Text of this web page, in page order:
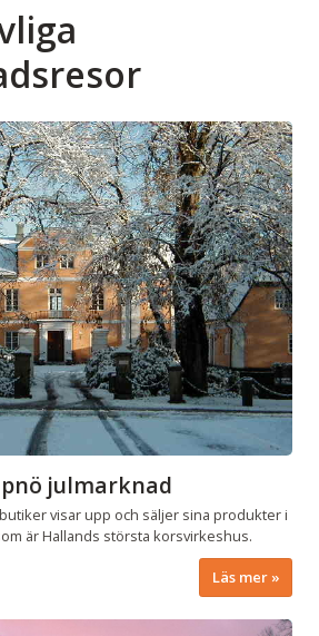
julmarknad
visar upp och säljer sina produkter i
är Hallands största korsvirkeshus.
Läs mer